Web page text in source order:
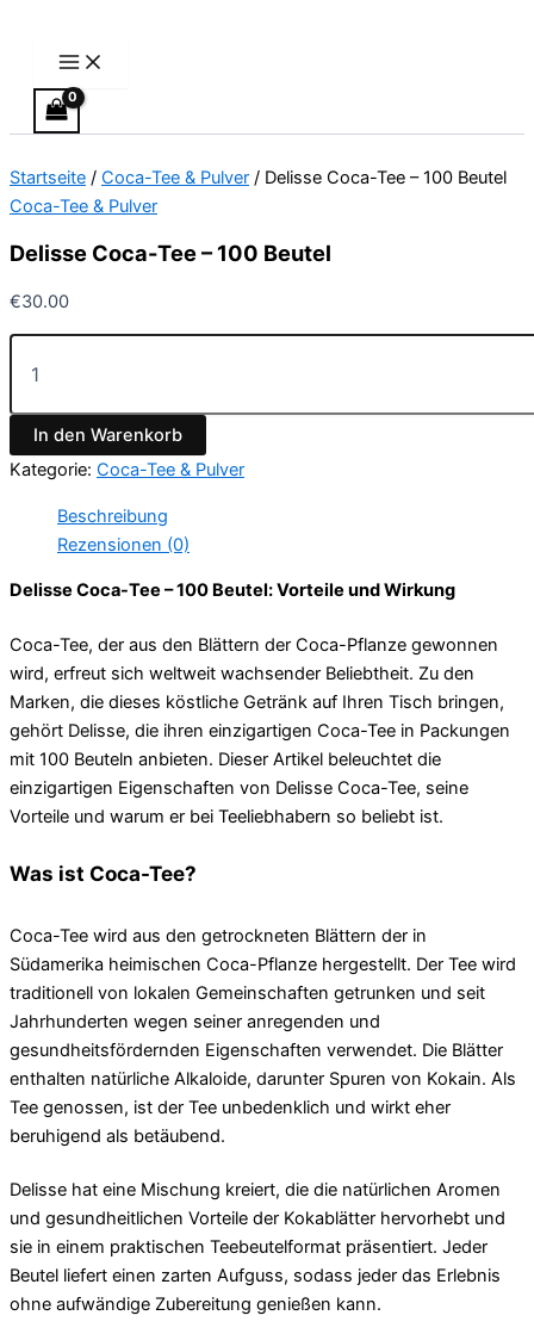
springen
Startseite / Coca-Tee & Pulver / Delisse Coca-Tee – 100 Beutel
Coca-Tee & Pulver
Delisse Coca-Tee – 100 Beutel
€30.00
Beutel
In den Warenkorb
Kategorie: Coca-Tee & Pulver
Beschreibung
Rezensionen (0)
Delisse Coca-Tee – 100 Beutel: Vorteile und Wirkung
Coca-Tee, der aus den Blättern der Coca-Pflanze gewonnen
wird, erfreut sich weltweit wachsender Beliebtheit. Zu den
Marken, die dieses köstliche Getränk auf Ihren Tisch bringen,
gehört Delisse, die ihren einzigartigen Coca-Tee in Packungen
mit 100 Beuteln anbieten. Dieser Artikel beleuchtet die
einzigartigen Eigenschaften von Delisse Coca-Tee, seine
Vorteile und warum er bei Teeliebhabern so beliebt ist.
Was ist Coca-Tee?
Coca-Tee wird aus den getrockneten Blättern der in
Südamerika heimischen Coca-Pflanze hergestellt. Der Tee wird
traditionell von lokalen Gemeinschaften getrunken und seit
Jahrhunderten wegen seiner anregenden und
gesundheitsfördernden Eigenschaften verwendet. Die Blätter
enthalten natürliche Alkaloide, darunter Spuren von Kokain. Als
Tee genossen, ist der Tee unbedenklich und wirkt eher
beruhigend als betäubend.
Delisse hat eine Mischung kreiert, die die natürlichen Aromen
und gesundheitlichen Vorteile der Kokablätter hervorhebt und
sie in einem praktischen Teebeutelformat präsentiert. Jeder
Beutel liefert einen zarten Aufguss, sodass jeder das Erlebnis
ohne aufwändige Zubereitung genießen kann.